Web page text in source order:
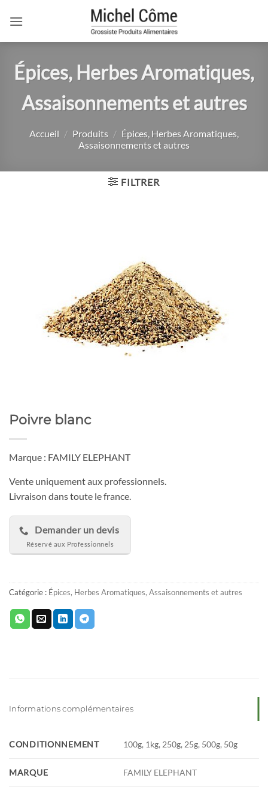
Épices, Herbes Aromatiques,
Assaisonnements et autres
Accueil / Produits / Épices, Herbes Aromatiques,
Assaisonnements et autres
FILTRER
Poivre blanc
Marque : FAMILY ELEPHANT
Vente uniquement aux professionnels.
Livraison dans toute le france.
Demander un devis
Catégorie : Épices, Herbes Aromatiques, Assaisonnements et autres
Informations complémentaires
CONDITIONNEMENT 100g, 1kg, 250g, 25g, 500g, 50g
MARQUE FAMILY ELEPHANT